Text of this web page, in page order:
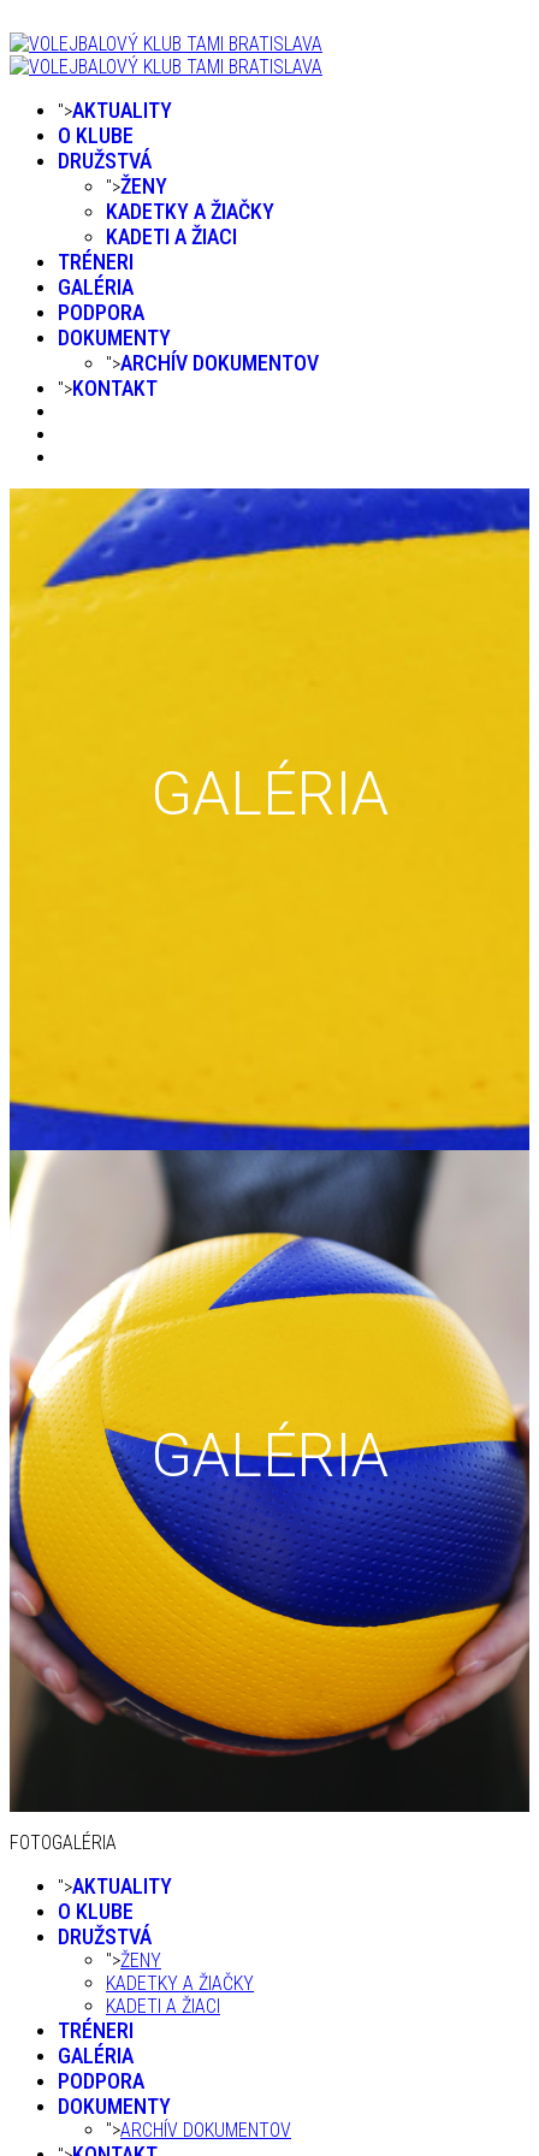
">AKTUALITY
O KLUBE
DRUŽSTVÁ
">ŽENY
KADETKY A ŽIAČKY
KADETI A ŽIACI
TRÉNERI
GALÉRIA
PODPORA
DOKUMENTY
">ARCHÍV DOKUMENTOV
">KONTAKT
GALÉRIA
GALÉRIA
FOTOGALÉRIA
">AKTUALITY
O KLUBE
DRUŽSTVÁ
">ŽENY
KADETKY A ŽIAČKY
KADETI A ŽIACI
TRÉNERI
GALÉRIA
PODPORA
DOKUMENTY
">ARCHÍV DOKUMENTOV